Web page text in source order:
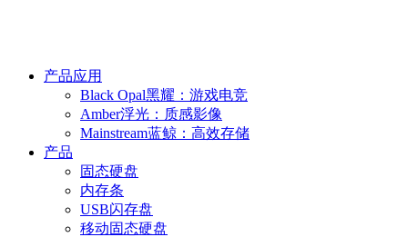
产品应用
Black Opal黑耀：游戏电竞
Amber浮光：质感影像
Mainstream蓝鲸：高效存储
产品
固态硬盘
内存条
USB闪存盘
移动固态硬盘